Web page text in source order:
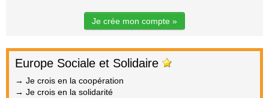
Je crée mon compte »
Europe Sociale et Solidaire
→ Je crois en la coopération
→ Je crois en la solidarité